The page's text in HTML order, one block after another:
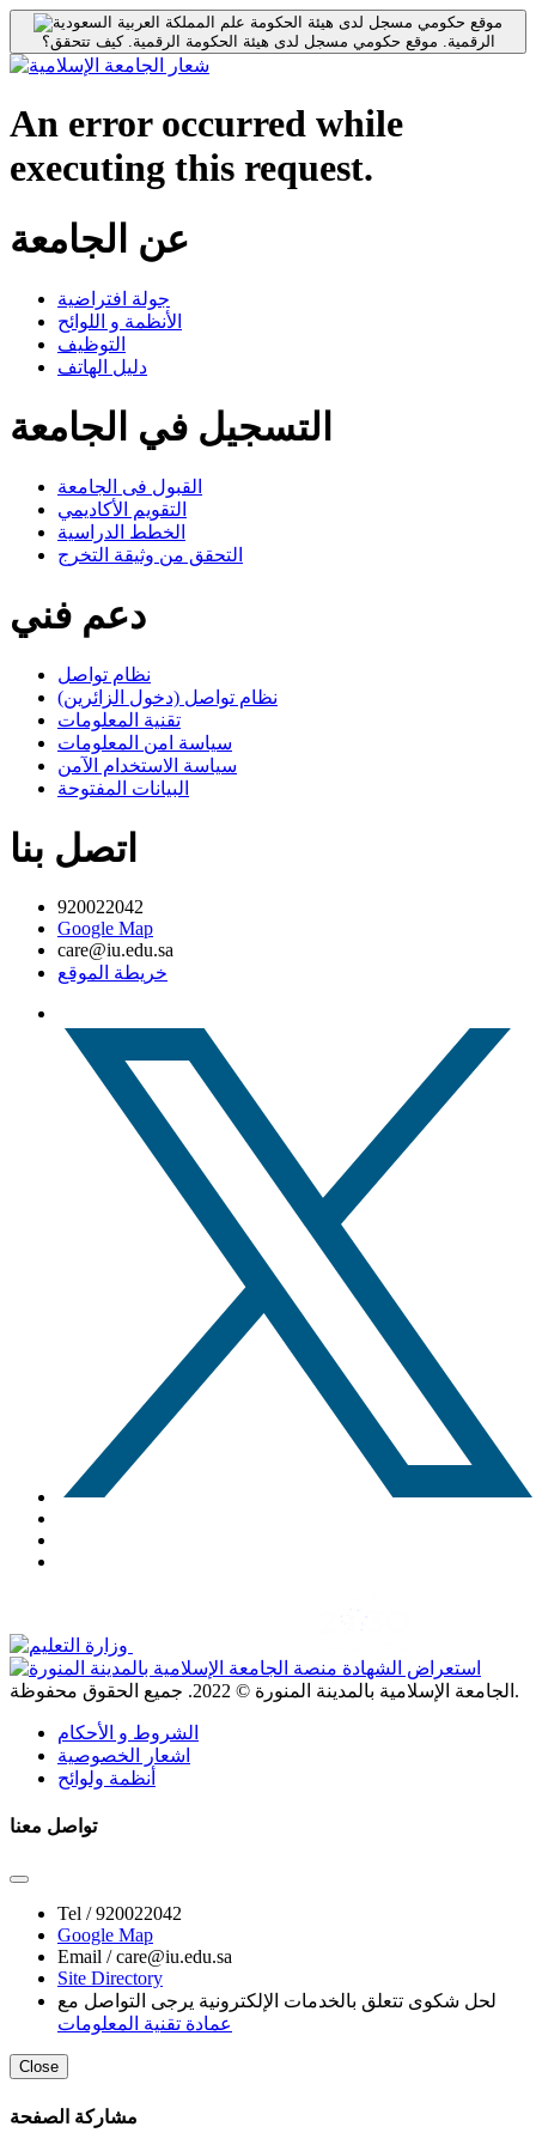
موقع حكومي مسجل لدى هيئة الحكومة
الرقمية. موقع حكومي مسجل لدى هيئة الحكومة الرقمية.كيف تتحقق؟
An error occurred while
executing this request.
عن الجامعة
جولة افتراضية
الأنظمة و اللوائح
التوظيف
دليل الهاتف
التسجيل في الجامعة
القبول فى الجامعة
التقويم الأكاديمي
الخطط الدراسية
التحقق من وثيقة التخرج
دعم فني
نظام تواصل
نظام تواصل (دخول الزائرين)
تقنية المعلومات
سياسة امن المعلومات
سياسة الاستخدام الآمن
البيانات المفتوحة
اتصل بنا
920022042
Google Map
care@iu.edu.sa
خريطة الموقع
الجامعة الإسلامية بالمدينة المنورة © 2022 . جميع الحقوق محفوظة.
الشروط و الأحكام
اشعار الخصوصية
أنظمة ولوائح
تواصل معنا
Tel /920022042
Google Map
Email /care@iu.edu.sa
Site Directory
لحل شكوى تتعلق بالخدمات الإلكترونية يرجى التواصل مع
عمادة تقنية المعلومات
Close
مشاركة الصفحة